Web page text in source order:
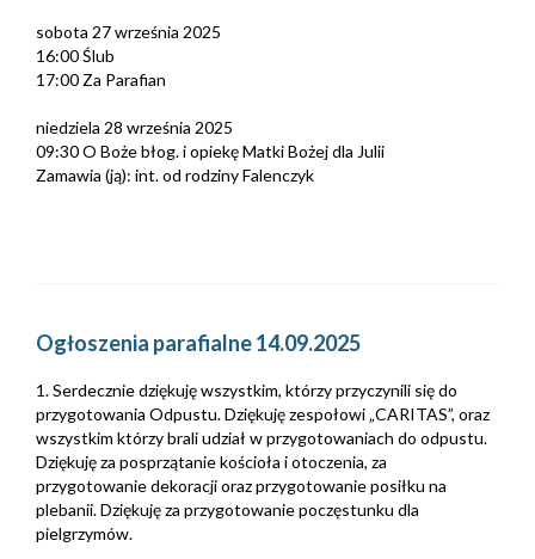
sobota 27 września 2025
16:00 Ślub
17:00 Za Parafian
niedziela 28 września 2025
09:30 O Boże błog. i opiekę Matki Bożej dla Julii
Zamawia (ją): int. od rodziny Falenczyk
Ogłoszenia parafialne 14.09.2025
1. Serdecznie dziękuję wszystkim, którzy przyczynili się do
przygotowania Odpustu. Dziękuję zespołowi „CARITAS”, oraz
wszystkim którzy brali udział w przygotowaniach do odpustu.
Dziękuję za posprzątanie kościoła i otoczenia, za
przygotowanie dekoracji oraz przygotowanie posiłku na
plebanii. Dziękuję za przygotowanie poczęstunku dla
pielgrzymów.